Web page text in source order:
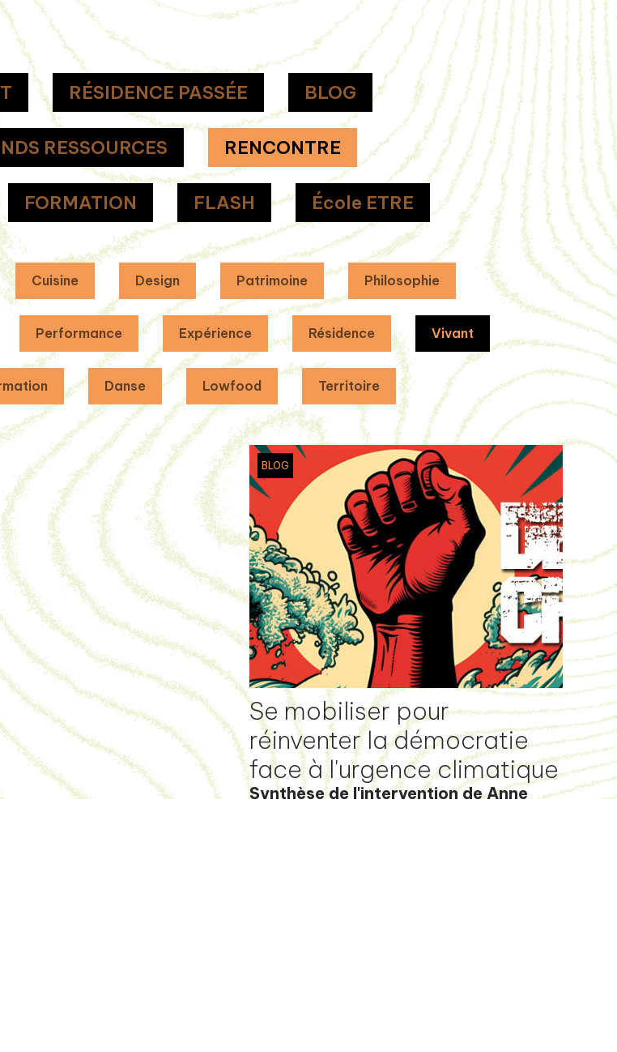
RÉSIDENCE PASSÉE BLOG
RESSOURCES RENCONTRE
FORMATION FLASH École ETRE
Cuisine Design Patrimoine Philosophie
Performance Expérience Résidence Vivant
Danse Lowfood Territoire
BLOG
Se mobiliser pour
réinventer la démocratie
face à l'urgence climatique
Synthèse de l'intervention de Anne